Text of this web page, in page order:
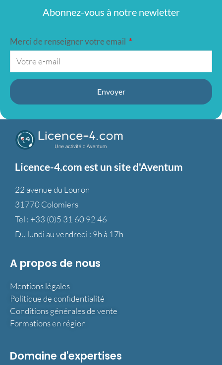
Abonnez-vous à notre newletter
Merci de renseigner votre email
Envoyer
Licence-4.com est un site d'Aventum
22 avenue du Louron
31770 Colomiers
Tel : +33 (0)5 31 60 92 46
Du lundi au vendredi : 9h à 17h
A propos de nous
Mentions légales
Politique de confidentialité
Conditions générales de vente
Formations en région
Domaine d'expertises